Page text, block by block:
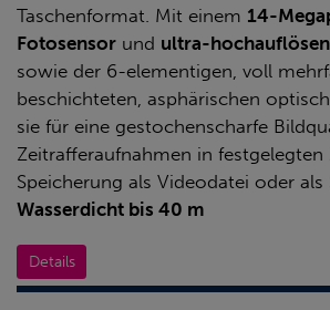
Taschenformat. Mit einem 14-
Fotosensor und ultra-
sowie der 6-elementigen, voll
beschichteten, asphärischen
sie für eine gestochenscharfe
Zeitrafferaufnahmen in festgelegten
Speicherung als Videodatei oder als
Wasserdicht bis 40 m
Details